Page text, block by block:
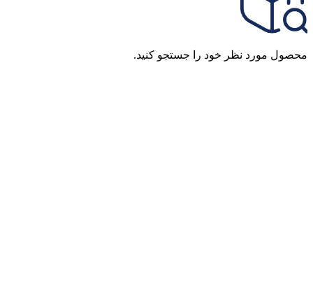
محصول مورد نظر خود را جستجو کنید.